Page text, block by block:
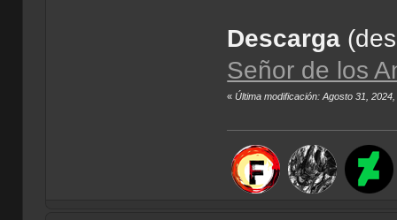
Descarga
Señor de los
«Última modificación: Agosto 31,